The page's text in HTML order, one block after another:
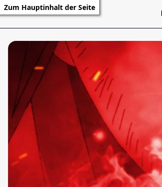
Zum Hauptinhalt der Seite